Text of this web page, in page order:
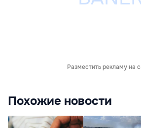
Разместить рекламу на
Похожие новости